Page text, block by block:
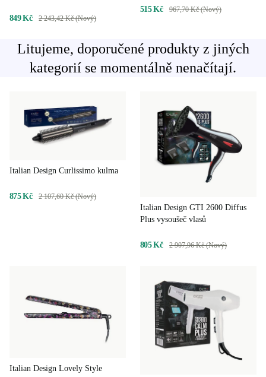
849 Kč 2 243,42 Kč (Nový)
515 Kč 967,70 Kč (Nový)
Litujeme, doporučené produkty z jiných
kategorií se momentálně nenačítají.
Italian Design Curlissimo kulma
875 Kč 2 107,60 Kč (Nový)
Italian Design GTI 2600 Diffus
Plus vysoušeč vlasů
805 Kč 2 907,96 Kč (Nový)
Italian Design Lovely Style